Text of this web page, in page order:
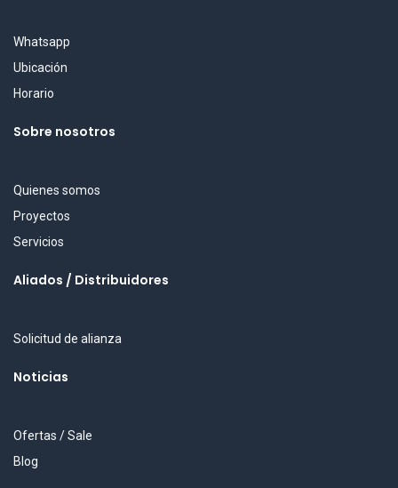
Whatsapp
Ubicación
Horario
Sobre nosotros
Quienes somos
Proyectos
Servicios
Aliados / Distribuidores
Solicitud de alianza
Noticias
Ofertas / Sale
Blog